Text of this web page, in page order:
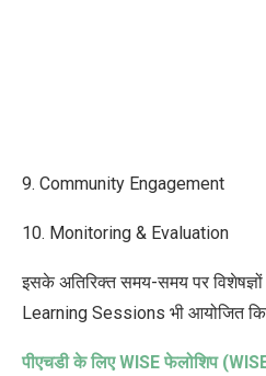
9. Community Engagement
10. Monitoring & Evaluation
इसके अतिरिक्त समय-समय पर
Learning Sessions भी आयोजित
पीएचडी के लिएWISE फेलोशिप (